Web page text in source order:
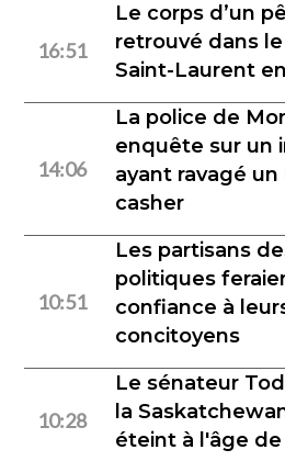
16:51
Le corps d’un
retrouvé dans
Saint-Laurent
14:06
La police de
enquête sur un
ayant ravagé
casher
10:51
Les partisans
politiques
confiance à
concitoyens
10:28
Le sénateur
la
éteint à l'âge de